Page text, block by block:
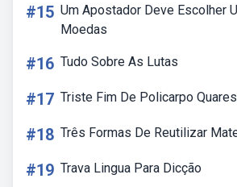
#15 Um Apostador Deve Escolher
Moedas
#16 Tudo Sobre As Lutas
#17 Triste Fim De Policarpo
#18 Três Formas De Reutilizar
#19 Trava Lingua Para Dicção